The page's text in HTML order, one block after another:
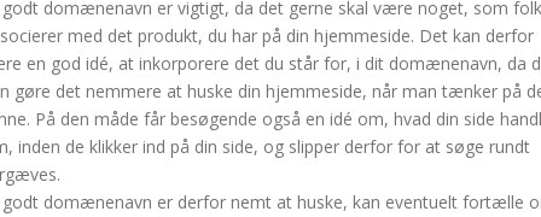
godt domænenavn er vigtigt, da det gerne skal være noget, som folk
med det produkt, du har på din hjemmeside. Det kan derfor
en god idé, at inkorporere det du står for, i dit domænenavn, da
gøre det nemmere at huske din hjemmeside, når man tænker på
På den måde får besøgende også en idé om, hvad din side
inden de klikker ind på din side, og slipper derfor for at søge rundt
godt domænenavn er derfor nemt at huske, kan eventuelt fortælle